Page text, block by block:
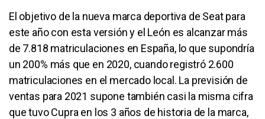
El objetivo de la nueva marca deportiva de Seat para
este año con esta versión y el León es alcanzar más
de 7.818 matriculaciones en España, lo que supondría
un 200% más que en 2020, cuando registró 2.600
matriculaciones en el mercado local. La previsión de
ventas para 2021 supone también casi la misma cifra
que tuvo Cupra en los 3 años de historia de la marca,